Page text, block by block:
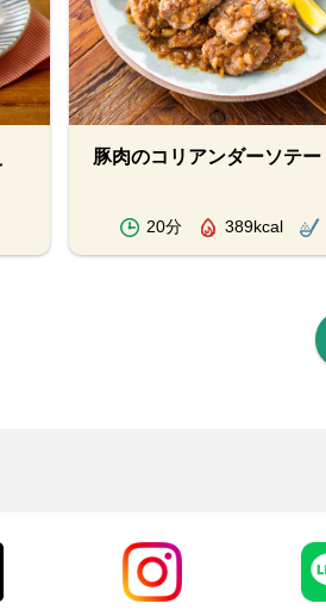
豚肉のコリアンダーソテー
20分 389kcal